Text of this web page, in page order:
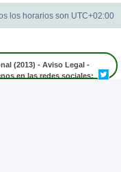
los horarios son UTC+02:00
(2013) - Aviso Legal -
en las redes sociales: